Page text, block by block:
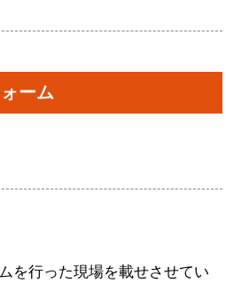
ーム
を行った現場を載せさせてい